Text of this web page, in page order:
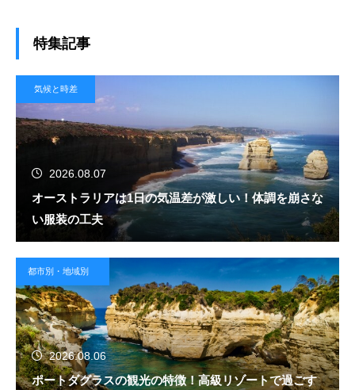
特集記事
気候と時差
2026.08.07
オーストラリアは1日の気温差が激しい！体調を崩さな
い服装の工夫
都市別・地域別
2026.08.06
ポートダグラスの観光の特徴！高級リゾートで過ごす